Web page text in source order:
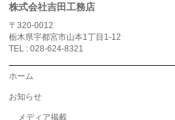
株式会社吉田工務店
〒320-0012
栃木県宇都宮市山本1丁目1-12
TEL : 028-624-8321
ホーム
お知らせ
メディア掲載